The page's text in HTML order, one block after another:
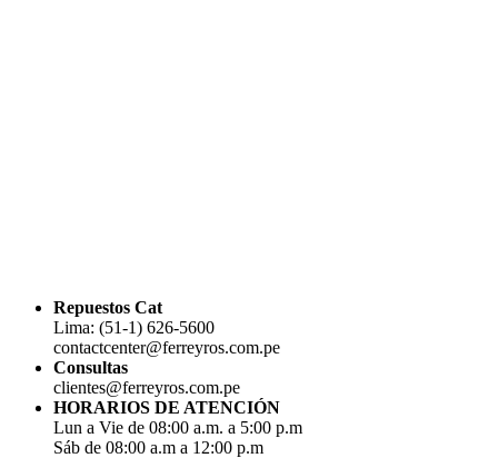
Repuestos Cat
Lima: (51-1) 626-5600
contactcenter@ferreyros.com.pe
Consultas
clientes@ferreyros.com.pe
HORARIOS DE ATENCIÓN
Lun a Vie de 08:00 a.m. a 5:00 p.m
Sáb de 08:00 a.m a 12:00 p.m